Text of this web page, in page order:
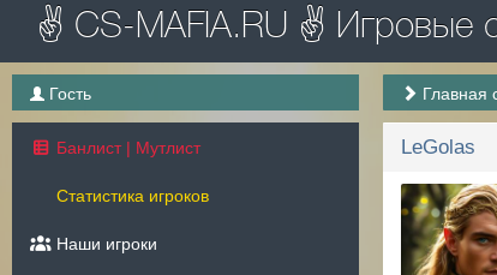
✌ CS-MAFIA.RU ✌ Игровые
Гость
Банлист | Мутлист
Статистика игроков
Наши игроки
Главная
LeGolas